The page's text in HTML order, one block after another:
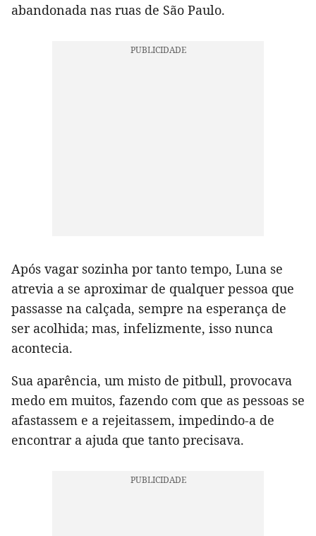
abandonada nas ruas de São Paulo.
Após vagar sozinha por tanto tempo, Luna se
atrevia a se aproximar de qualquer pessoa que
passasse na calçada, sempre na esperança de
ser acolhida; mas, infelizmente, isso nunca
acontecia.
Sua aparência, um misto de pitbull, provocava
medo em muitos, fazendo com que as pessoas se
afastassem e a rejeitassem, impedindo-a de
encontrar a ajuda que tanto precisava.